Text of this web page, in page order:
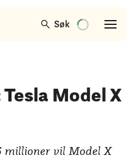
Søk
Model X
millioner vil Model X